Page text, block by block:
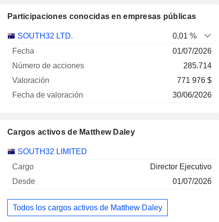
Participaciones conocidas en empresas públicas
Empresa
valoración
SOUTH32 LTD.
0,01 %
01/07/2026
285.714
771 976 $
30/06/2026
Cargos activos de Matthew Daley
Empresas Cargo Inicio
SOUTH32 LIMITED
Director Ejecutivo
01/07/2026
Todos los cargos activos de Matthew Daley